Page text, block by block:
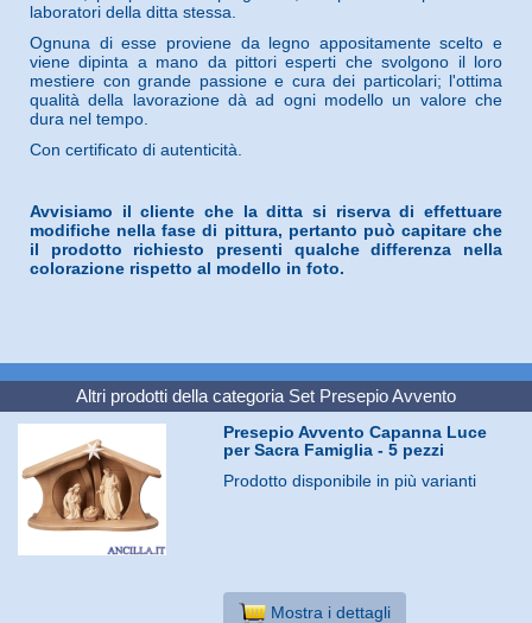
laboratori della ditta stessa.
Ognuna di esse proviene da legno appositamente scelto e
viene dipinta a mano da pittori esperti che svolgono il loro
mestiere con grande passione e cura dei particolari; l'ottima
qualità della lavorazione dà ad ogni modello un valore che
dura nel tempo.
Con certificato di autenticità.
Avvisiamo il cliente che la ditta si riserva di effettuare
modifiche nella fase di pittura, pertanto può capitare che
il prodotto richiesto presenti qualche differenza nella
colorazione rispetto al modello in foto.
Altri prodotti della categoria Set Presepio Avvento
Presepio Avvento Capanna Luce
per Sacra Famiglia - 5 pezzi
Prodotto disponibile in più varianti
Mostra i dettagli